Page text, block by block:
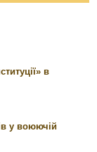
в
у воюючій